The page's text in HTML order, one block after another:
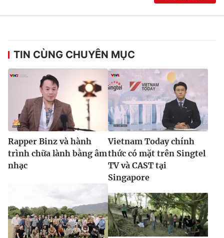
TIN CÙNG CHUYÊN MỤC
Rapper Binz và hành
trình chữa lành bằng âm
nhạc
Vietnam Today chính
thức có mặt trên Singtel
TV và CAST tại
Singapore